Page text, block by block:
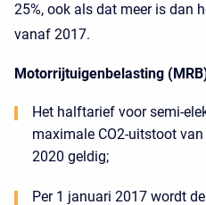
25%, ook als dat meer is dan
vanaf 2017.
Motorrijtuigenbelasting
Het halftarief voor semi-
maximale CO2-uitstoot
2020 geldig;
Per 1 januari 2017 wordt